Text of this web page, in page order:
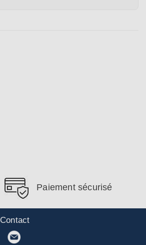
Paiement sécurisé
Contact